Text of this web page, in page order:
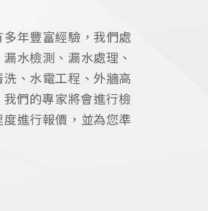
年豐富經驗，我們處
水檢測、漏水處理、
、水電工程、外牆高
們的專家將會進行檢
進行報價，並為您準